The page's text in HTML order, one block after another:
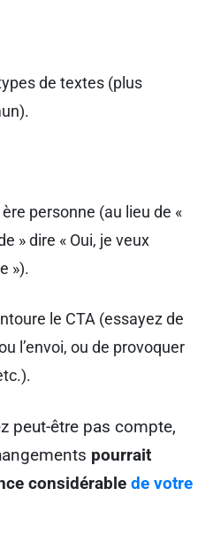
de textes (plus
personne (au lieu de «
» dire « Oui, je veux
»).
le CTA (essayez de
l’envoi, ou de provoquer
peut-être pas compte,
pourrait
considérable de votre